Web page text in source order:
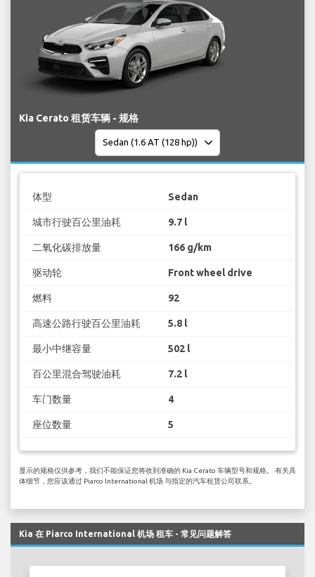
Kia Cerato 租赁车辆 - 规格
体型 Sedan
城市行驶百公里油耗 9.7 l
二氧化碳排放量 166 g/km
驱动轮 Front wheel drive
燃料 92
高速公路行驶百公里油耗 5.8 l
最小中继容量 502 l
百公里混合驾驶油耗 7.2 l
车门数量 4
座位数量 5
显示的规格仅供参考，我们不能保证您将收到准确的 Kia Cerato 车辆型号和规格。 有关具
体细节，您应该通过 Piarco International 机场 与指定的汽车租赁公司联系。
Kia 在 Piarco International 机场 租车 - 常见问题解答